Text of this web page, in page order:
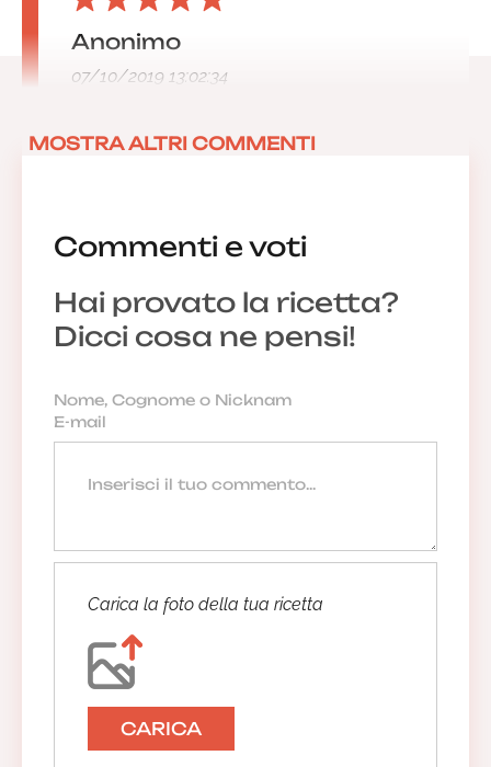
Commenti e voti
Hai provato la ricetta?
Dicci cosa ne pensi!
Carica la foto della tua ricetta
CARICA
Anonimo
07/10/2019 13:02:34
MOSTRA ALTRI COMMENTI